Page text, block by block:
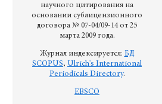
научного цитирования на
основании сублицензионного
договора № 07-04/09-14 от 25
марта 2009 года.
Журнал индексируется: БД
SCOPUS, Ulrich's International
Periodicals Directory.
EBSCO